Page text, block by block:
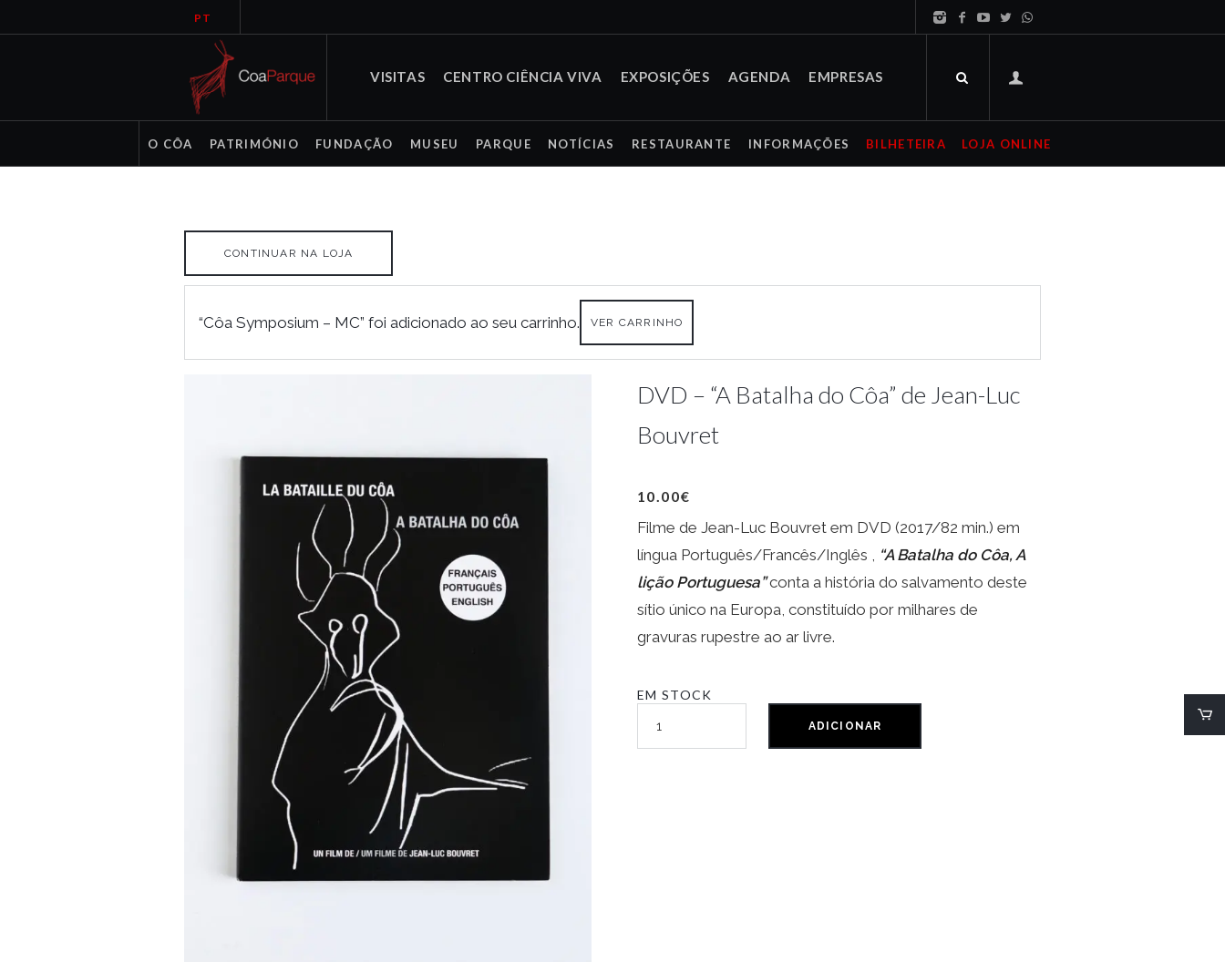
PT
VISITAS CENTRO CIÊNCIA VIVA EXPOSIÇÕES AGENDA EMPRESAS
O CÔA PATRIMÓNIO FUNDAÇÃO MUSEU PARQUE NOTÍCIAS RESTAURANTE INFORMAÇÕES BILHETEIRA LOJA ONLINE
CONTINUAR NA LOJA
“Côa Symposium – MC” foi adicionado ao seu carrinho. VER CARRINHO
DVD – “A Batalha do Côa” de Jean-Luc
Bouvret
10.00€
Filme de Jean-Luc Bouvret em DVD (2017/82 min.) em
língua Português/Francês/Inglês , “A Batalha do Côa, A
lição Portuguesa”conta a história do salvamento deste
sítio único na Europa, constituído por milhares de
gravuras rupestre ao ar livre.
EM STOCK
ADICIONAR